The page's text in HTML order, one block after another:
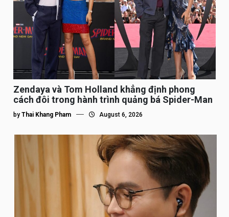
Zendaya và Tom Holland khẳng định phong
cách đôi trong hành trình quảng bá Spider-Man
by Thai Khang Pham August 6, 2026